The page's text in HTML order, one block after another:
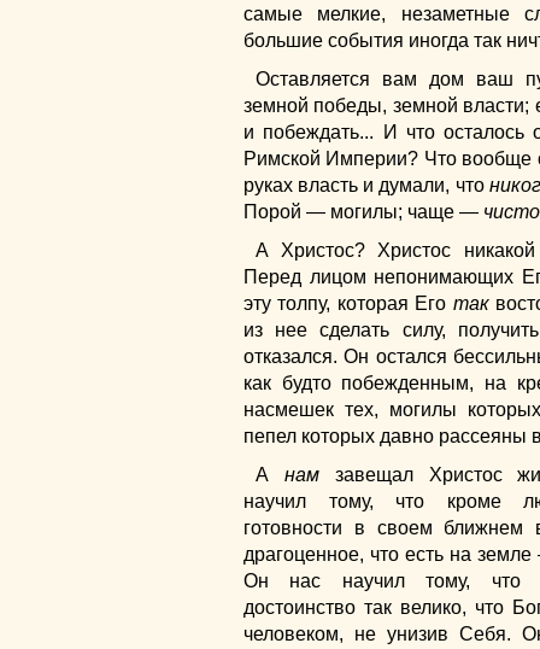
самые мелкие, незаметные
большие события иногда так
Оставляется вам дом ваш
земной победы, земной власти;
и побеждать... И что осталось
Римской Империи? Что вообще
руках власть и думали, что
Порой — могилы; чаще —
А Христос? Христос
Перед лицом непонимающих
эту толпу, которая Его так
из нее сделать силу,
отказался. Он остался
как будто побежденным, на
насмешек тех, могилы
пепел которых давно рассеяны
А намзавещал Христос
научил тому, что кроме
готовности в своем ближнем
драгоценное, что есть на
Он нас научил тому, что
достоинство так велико, что
человеком, не унизив Себя.